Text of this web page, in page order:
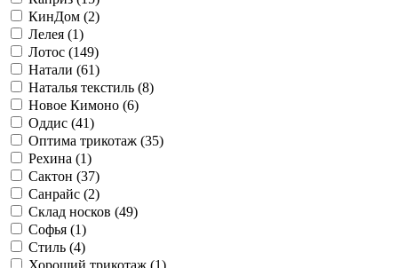
КинДом (2)
Лелея (1)
Лотос (149)
Натали (61)
Наталья текстиль (8)
Новое Кимоно (6)
Оддис (41)
Оптима трикотаж (35)
Рехина (1)
Сактон (37)
Санрайс (2)
Склад носков (49)
Софья (1)
Стиль (4)